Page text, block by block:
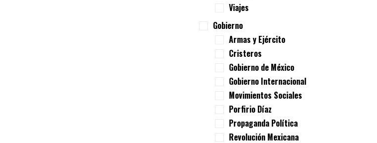
Viajes
Gobierno
Armas y Ejército
Cristeros
Gobierno de México
Gobierno Internacional
Movimientos Sociales
Porfirio Díaz
Propaganda Política
Revolución Mexicana